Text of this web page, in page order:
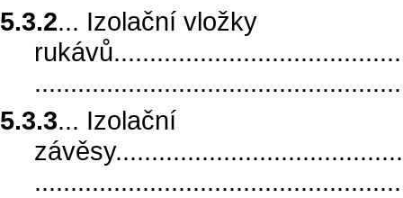
5.3.2... Izolační vložky
5.3.3... Izolační